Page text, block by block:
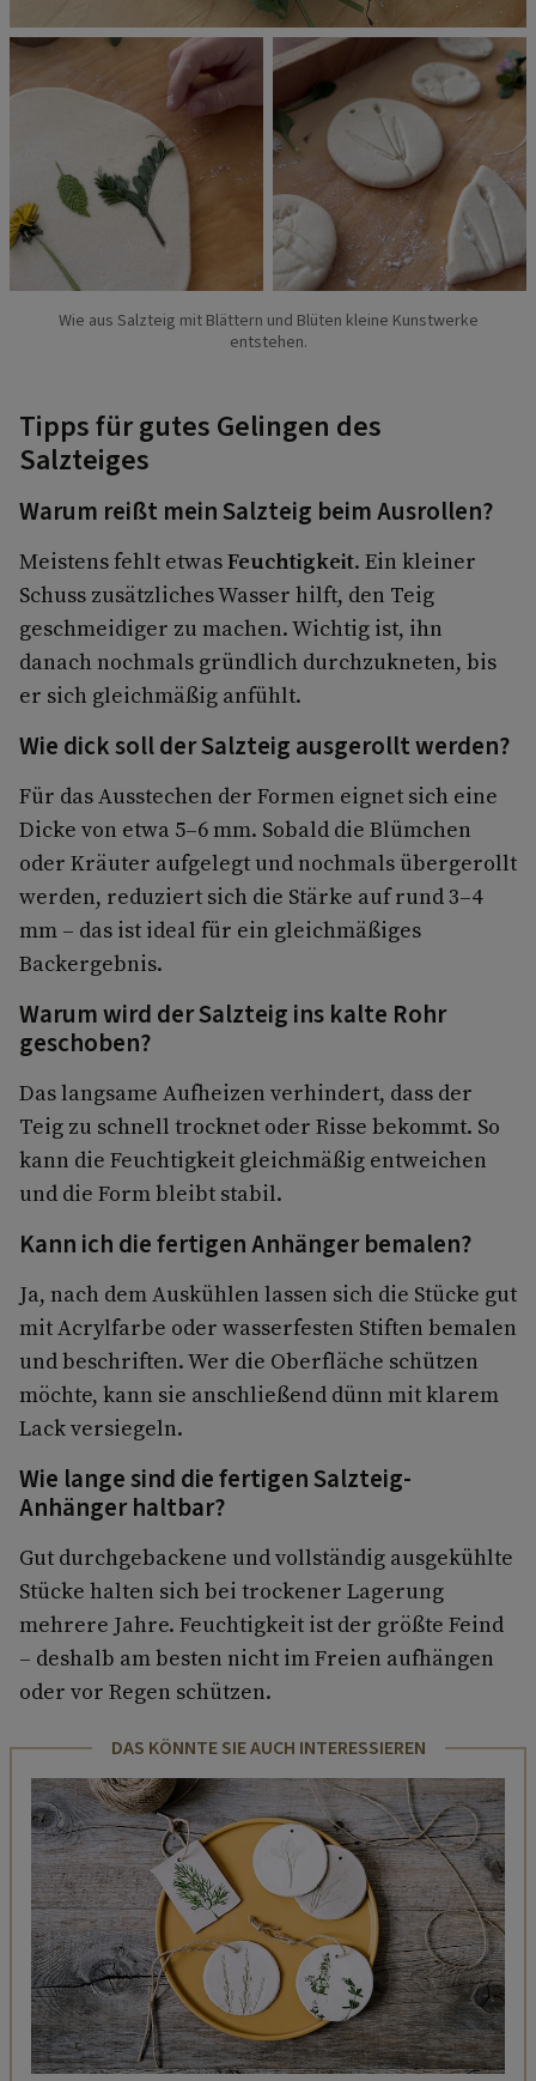
Wie aus Salzteig mit Blättern und Blüten kleine Kunstwerke
entstehen.
Tipps für gutes Gelingen des
Salzteiges
Warum reißt mein Salzteig beim Ausrollen?
Meistens fehlt etwasFeuchtigkeit. Ein kleiner
Schuss zusätzliches Wasser hilft, den Teig
geschmeidiger zu machen. Wichtig ist, ihn
danach nochmals gründlich durchzukneten, bis
er sich gleichmäßig anfühlt.
Wie dick soll der Salzteig ausgerollt werden?
Für das Ausstechen der Formen eignet sich eine
Dicke von etwa 5–6 mm. Sobald die Blümchen
oder Kräuter aufgelegt und nochmals übergerollt
werden, reduziert sich die Stärke auf rund 3–4
mm – das ist ideal für ein gleichmäßiges
Backergebnis.
Warum wird der Salzteig ins kalte Rohr
geschoben?
Das langsame Aufheizen verhindert, dass der
Teig zu schnell trocknet oder Risse bekommt. So
kann die Feuchtigkeit gleichmäßig entweichen
und die Form bleibt stabil.
Kann ich die fertigen Anhänger bemalen?
Ja, nach dem Auskühlen lassen sich die Stücke gut
mit Acrylfarbe oder wasserfesten Stiften bemalen
und beschriften. Wer die Oberfläche schützen
möchte, kann sie anschließend dünn mit klarem
Lack versiegeln.
Wie lange sind die fertigen Salzteig-
Anhänger haltbar?
Gut durchgebackene und vollständig ausgekühlte
Stücke halten sich bei trockener Lagerung
mehrere Jahre. Feuchtigkeit ist der größte Feind
– deshalb am besten nicht im Freien aufhängen
oder vor Regen schützen.
DAS KÖNNTE SIE AUCH INTERESSIEREN